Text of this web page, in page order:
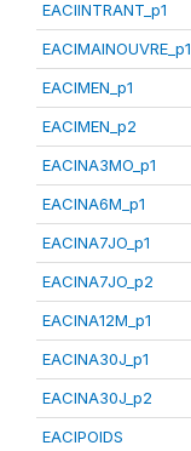
EACIINTRANT_p1
EACIMAINOUVRE_p1
EACIMEN_p1
EACIMEN_p2
EACINA3MO_p1
EACINA6M_p1
EACINA7JO_p1
EACINA7JO_p2
EACINA12M_p1
EACINA30J_p1
EACINA30J_p2
EACIPOIDS